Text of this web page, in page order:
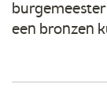
een bronzen